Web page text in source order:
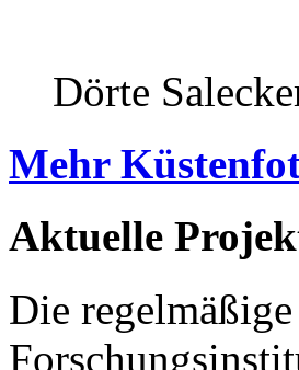
Dörte
Mehr
Aktuelle
Die